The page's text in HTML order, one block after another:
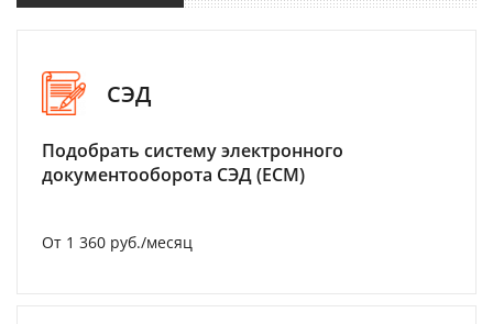
СЭД
Подобрать систему электронного
документооборота СЭД (ECM)
От 1 360 руб./месяц